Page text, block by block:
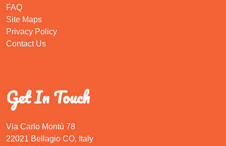
FAQ
Site Maps
Privacy Policy
Contact Us
Get In Touch
Via Carlo Montù 78
22021 Bellagio CO, Italy